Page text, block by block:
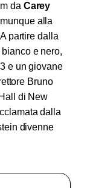
da Carey
alla
partire dalla
e nero,
e un giovane
Bruno
di New
dalla
divenne